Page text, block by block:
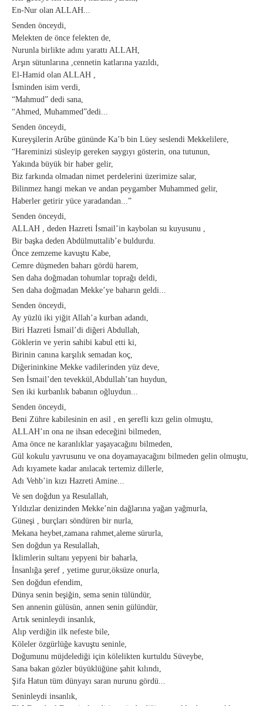
En-Nur olan ALLAH...
Senden önceydi,
Melekten de önce felekten de,
Nurunla birlikte adını yarattı ALLAH,
Arşın sütunlarına ,cennetin katlarına yazıldı,
El-Hamid olan ALLAH ,
İsminden isim verdi,
“Mahmud” dedi sana,
“Ahmed, Muhammed”dedi...
Senden önceydi,
Kureyşilerin Arûbe gününde Ka’b bin Lüey seslendi Mekkelilere,
“Hareminizi süsleyip gereken saygıyı gösterin, ona tutunun,
Yakında büyük bir haber gelir,
Biz farkında olmadan nimet perdelerini üzerimize salar,
Bilinmez hangi mekan ve andan peygamber Muhammed gelir,
Haberler getirir yüce yaradandan...”
Senden önceydi,
ALLAH , deden Hazreti İsmail’in kaybolan su kuyusunu ,
Bir başka deden Abdülmuttalib’e buldurdu.
Önce zemzeme kavuştu Kabe,
Cemre düşmeden baharı gördü harem,
Sen daha doğmadan tohumlar toprağı deldi,
Sen daha doğmadan Mekke’ye baharın geldi...
Senden önceydi,
Ay yüzlü iki yiğit Allah’a kurban adandı,
Biri Hazreti İsmail’di diğeri Abdullah,
Göklerin ve yerin sahibi kabul etti ki,
Birinin canına karşılık semadan koç,
Diğerininkine Mekke vadilerinden yüz deve,
Sen İsmail’den tevekkül,Abdullah’tan huydun,
Sen iki kurbanlık babanın oğluydun...
Senden önceydi,
Beni Zühre kabilesinin en asil , en şerefli kızı gelin olmuştu,
ALLAH’ın ona ne ihsan edeceğini bilmeden,
Ama önce ne karanlıklar yaşayacağını bilmeden,
Gül kokulu yavrusunu ve ona doyamayacağını bilmeden gelin olmuştu,
Adı kıyamete kadar anılacak tertemiz dillerle,
Adı Vehb’in kızı Hazreti Amine...
Ve sen doğdun ya Resulallah,
Yıldızlar denizinden Mekke’nin dağlarına yağan yağmurla,
Güneşi , burçları söndüren bir nurla,
Mekana heybet,zamana rahmet,aleme sürurla,
Sen doğdun ya Resulallah,
İklimlerin sultanı yepyeni bir baharla,
İnsanlığa şeref , yetime gurur,öksüze onurla,
Sen doğdun efendim,
Dünya senin beşiğin, sema senin tülündür,
Sen annenin gülüsün, annen senin gülündür,
Artık seninleydi insanlık,
Alıp verdiğin ilk nefeste bile,
Köleler özgürlüğe kavuştu seninle,
Doğumunu müjdelediği için kölelikten kurtuldu Süveybe,
Sana bakan gözler büyüklüğüne şahit kılındı,
Şifa Hatun tüm dünyayı saran nurunu gördü...
Seninleydi insanlık,